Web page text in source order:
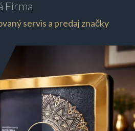
Firma
servis a predaj značky